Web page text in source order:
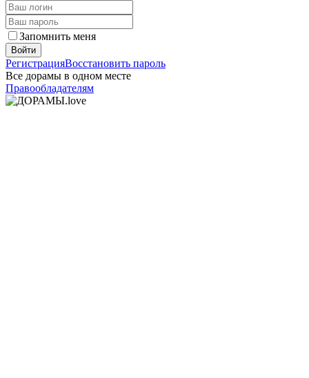
Запомнить меня
Войти
РегистрацияВосстановить пароль
Все дорамы в одном месте
Правообладателям